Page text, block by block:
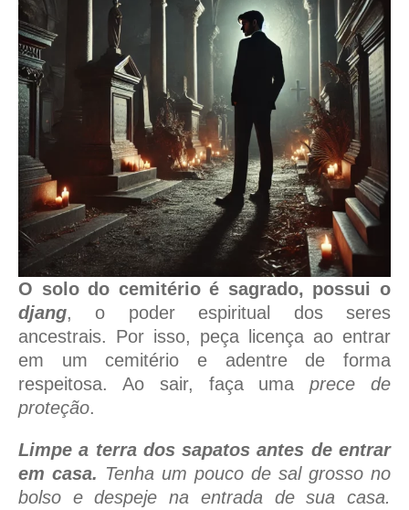
O solo do cemitério é sagrado, possui o
djang, o poder espiritual dos seres
ancestrais. Por isso, peça licença ao entrar
em um cemitério e adentre de forma
respeitosa. Ao sair, faça umaprece de
proteção.
Limpe a terra dos sapatos antes de entrar
em casa. Tenha um pouco de sal grosso no
bolso e despeje na entrada de sua casa.